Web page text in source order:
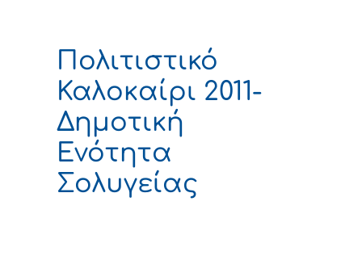
Πολιτιστικό
Καλοκαίρι 2011-
Δημοτική
Ενότητα
Σολυγείας